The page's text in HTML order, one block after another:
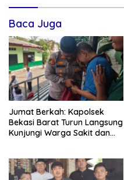
Baca Juga
Jumat Berkah: Kapolsek
Bekasi Barat Turun Langsung
Kunjungi Warga Sakit dan